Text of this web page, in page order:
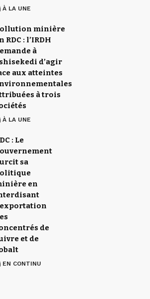
À LA UNE
minière
RDC : l’IRDH
à
d’agir
aux atteintes
à trois
À LA UNE
: Le
sa
en
de
et de
EN CONTINU